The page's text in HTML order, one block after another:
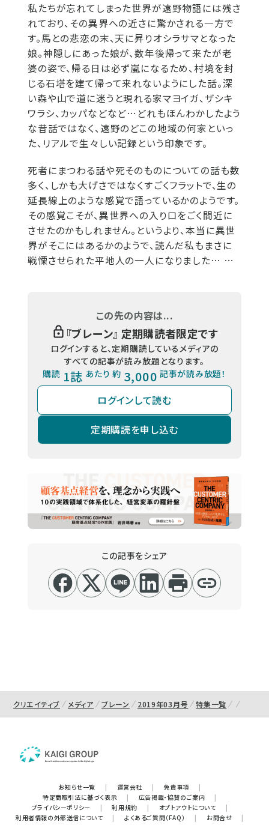
私たちが忘れてしまった世界が遠野物語には残さ
れており、その異界への近さに驚かされる一方で
す。馬との悲恋の末、天に昇りオシラサマとなった
娘。神隠しにあった娘が、数年後帰って来たが老
婆の姿で、帰る日は必ず嵐になるため、村境を封
じる石塔を建て帰って来れないようにした話。深
い森や山で道に迷うと現れる家マヨイガ、ザシキ
ワラシ、カッパなどなど…どれもほんわかしたよう
な昔話ではなく、遠野のどこの地域の何家といっ
た、リアルで生々しい記録という印象です。
死者にまつわる話や死そのものについての話も数
多く、しかも大げさではなくすごくフラットで、生の
延長線上のような感覚で語っているかのようです。
その感覚こそが、異世界への入り口をごく間近に
させたのかもしれません。というより、本当に異世
界がそこにはあるかのようで、読んだ私もまさに
戦慄させられた平地人の一人になりました… …
この先の内容は...
『ブレーン』 定期購読者限定です
ログインすると、定期購読しているメディアの
すべての記事が読み放題となります。
購読 1誌 あたり 約 3,000 記事が読み放題！
ログインして読む
定期購読を申し込む
この記事をシェア
クリエイティブ メディア ブレーン 2019年03月号 特集一覧
お知らせ一覧 | 運営会社 | 免責事項
|
特定商取引法に基づく表示
| 広告掲載・協賛のご案内
|
プライバシーポリシー
| 利用規約 | オプトアウトについて
|
利用者情報の外部送信について
| よくあるご質問（FAQ） | お問合せ
|